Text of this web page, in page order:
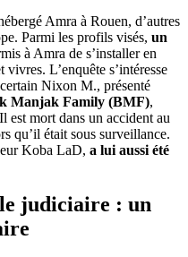
Amra à Rouen, d’autres
Parmi les profils visés, un
à Amra de s’installer en
L’enquête s’intéresse
Nixon M., présenté
Manjak Family (BMF),
est mort dans un accident au
qu’il était sous surveillance.
Koba LaD, a lui aussi été
judiciaire : un